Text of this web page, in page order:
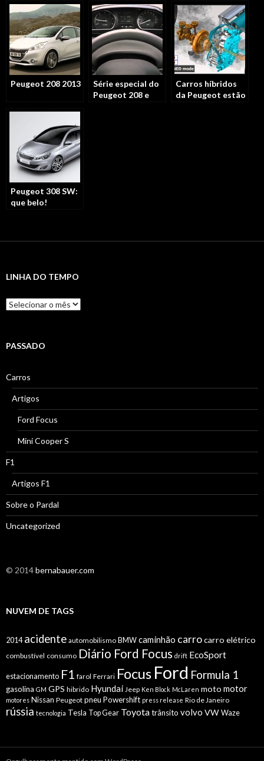
Peugeot 208 2013
Série especial do
Peugeot 208 e
Carros híbridos
da Peugeot estão
Peugeot 308 SW:
que belo!
LINHA DO TEMPO
Linha
do
PASSADO
Carros
Artigos
Ford Focus
Mini Cooper S
F1
Artigos F1
Sobre o Pardal
Uncategorized
© 2014bernabauer.com
NUVEM DE TAGS
2014 acidente automobilismo BMW caminhão carrocarro elétrico
combustível consumo Diário Ford Focus drift EcoSport
estacionamento F1 farol Ferrari Focus Ford Formula 1
gasolina GM GPS hibrido Hyundai Jeep Ken Block McLaren moto motor
motores Nissan Peugeot pneu Powershift press release Rio de Janeiro
rússia tecnologia Tesla Top Gear Toyotatrânsito volvo VW Waze